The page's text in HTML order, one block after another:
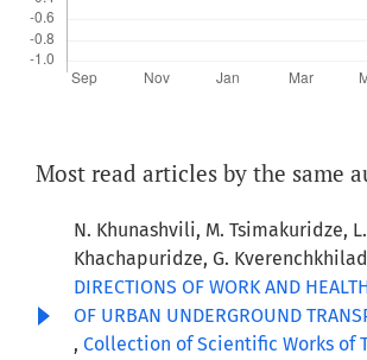
Most read articles by the same
N. Khunashvili, M. Tsimakuridze,
Khachapuridze, G.
DIRECTIONS OF WORK AND
OF URBAN UNDERGROUND
, Collection of Scientific Works of